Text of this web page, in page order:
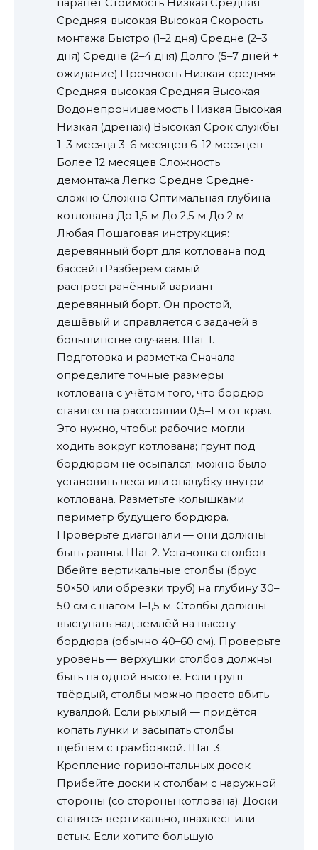
парапет Стоимость Низкая Средняя
Средняя-высокая Высокая Скорость
монтажа Быстро (1–2 дня) Средне (2–3
дня) Средне (2–4 дня) Долго (5–7 дней +
ожидание) Прочность Низкая-средняя
Средняя-высокая Средняя Высокая
Водонепроницаемость Низкая Высокая
Низкая (дренаж) Высокая Срок службы
1–3 месяца 3–6 месяцев 6–12 месяцев
Более 12 месяцев Сложность
демонтажа Легко Средне Средне-
сложно Сложно Оптимальная глубина
котлована До 1,5 м До 2,5 м До 2 м
Любая Пошаговая инструкция:
деревянный борт для котлована под
бассейн Разберём самый
распространённый вариант —
деревянный борт. Он простой,
дешёвый и справляется с задачей в
большинстве случаев. Шаг 1.
Подготовка и разметка Сначала
определите точные размеры
котлована с учётом того, что бордюр
ставится на расстоянии 0,5–1 м от края.
Это нужно, чтобы: рабочие могли
ходить вокруг котлована; грунт под
бордюром не осыпался; можно было
установить леса или опалубку внутри
котлована. Разметьте колышками
периметр будущего бордюра.
Проверьте диагонали — они должны
быть равны. Шаг 2. Установка столбов
Вбейте вертикальные столбы (брус
50×50 или обрезки труб) на глубину 30–
50 см с шагом 1–1,5 м. Столбы должны
выступать над землёй на высоту
бордюра (обычно 40–60 см). Проверьте
уровень — верхушки столбов должны
быть на одной высоте. Если грунт
твёрдый, столбы можно просто вбить
кувалдой. Если рыхлый — придётся
копать лунки и засыпать столбы
щебнем с трамбовкой. Шаг 3.
Крепление горизонтальных досок
Прибейте доски к столбам с наружной
стороны (со стороны котлована). Доски
ставятся вертикально, внахлёст или
встык. Если хотите большую